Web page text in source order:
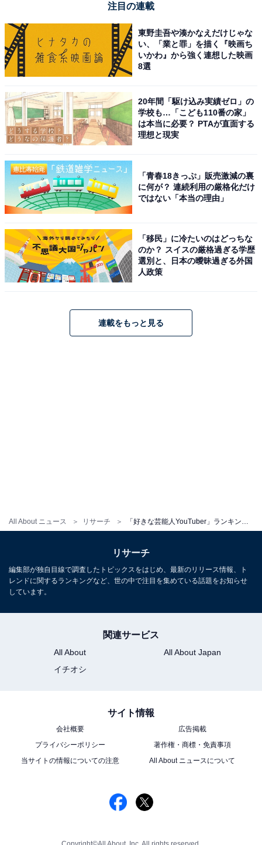
All About ニュース リサーチ
注目の連載
東野圭吾や湊かなえだけじゃな
い、「業と罪」を描く『映画ち
いかわ』から強く連想した映画
8選
20年間「駆け込み実績ゼロ」の
学校も…「こども110番の家」
は本当に必要？ PTAが直面する
理想と現実
「青春18きっぷ」販売激減の裏
に何が？ 連続利用の厳格化だけ
ではない「本当の理由」
「移民」に冷たいのはどっちな
のか？ スイスの厳格過ぎる学歴
選別と、日本の曖昧過ぎる外国
人政策
連載をもっと見る
リサーチ
編集部が独自目線で調査したトピックスをはじめ、最新のリリース情報、ト
レンドに関するランキングなど、世の中で注目を集めている話題をお知らせ
しています。
関連サービス
All About
All About Japan
イチオシ
サイト情報
会社概要
広告掲載
プライバシーポリシー
著作権・商標・免責事項
当サイトの情報についての注意
All About ニュースについて